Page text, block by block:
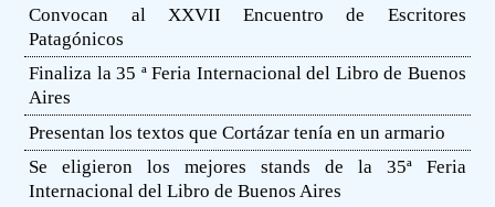
Convocan al XXVII Encuentro de Escritores
Patagónicos
Finaliza la 35 ª Feria Internacional del Libro de Buenos
Aires
Presentan los textos que Cortázar tenía en un armario
Se eligieron los mejores stands de la 35ª Feria
Internacional del Libro de Buenos Aires